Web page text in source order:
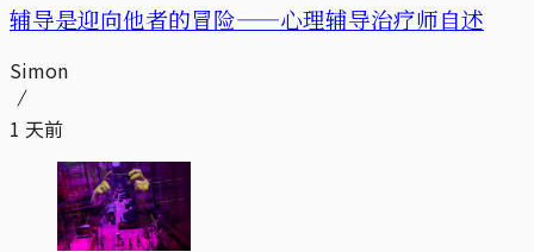
辅导是迎向他者的冒险——心理辅导治疗师自述
Simon
1 天前